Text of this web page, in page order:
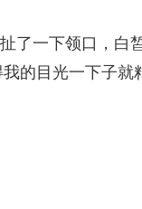
了一下领口，白
的目光一下子就